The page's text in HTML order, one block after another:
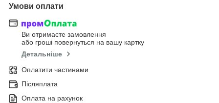
Умови оплати
Ви отримаєте замовлення
або гроші повернуться на вашу картку
Детальніше
Оплатити частинами
Післяплата
Оплата на рахунок